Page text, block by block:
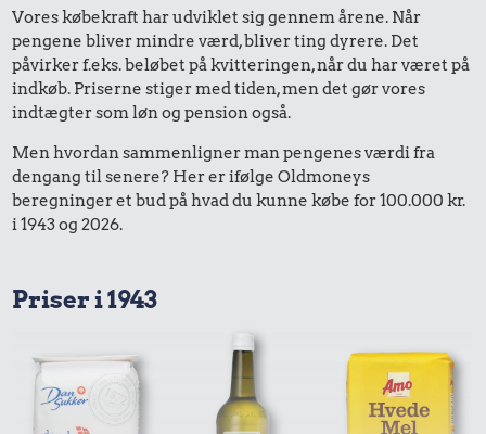
Vores købekraft har udviklet sig gennem årene. Når
pengene bliver mindre værd, bliver ting dyrere. Det
påvirker f.eks. beløbet på kvitteringen, når du har været på
indkøb. Priserne stiger med tiden, men det gør vores
indtægter som løn og pension også.
Men hvordan sammenligner man pengenes værdi fra
dengang til senere? Her er ifølge Oldmoneys
beregninger et bud på hvad du kunne købe for 100.000 kr.
i 1943 og 2026.
Priser i 1943